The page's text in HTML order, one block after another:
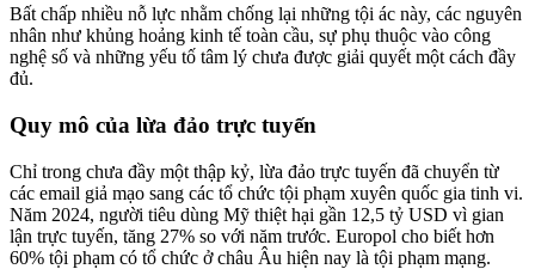
Bất chấp nhiều nỗ lực nhằm chống lại những tội ác này, các nguyên
nhân như khủng hoảng kinh tế toàn cầu, sự phụ thuộc vào công
nghệ số và những yếu tố tâm lý chưa được giải quyết một cách đầy
đủ.
Quy mô của lừa đảo trực tuyến
Chỉ trong chưa đầy một thập kỷ, lừa đảo trực tuyến đã chuyển từ
các email giả mạo sang các tổ chức tội phạm xuyên quốc gia tinh vi.
Năm 2024, người tiêu dùng Mỹ thiệt hại gần 12,5 tỷ USD vì gian
lận trực tuyến, tăng 27% so với năm trước. Europol cho biết hơn
60% tội phạm có tổ chức ở châu Âu hiện nay là tội phạm mạng.